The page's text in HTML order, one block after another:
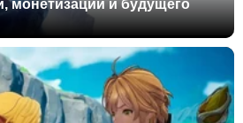
монетизации и будущего